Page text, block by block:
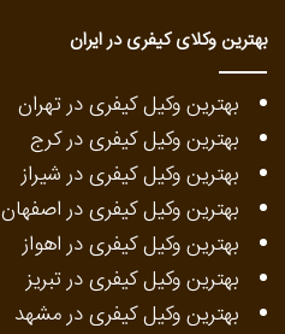
بهترین وکلای کیفری در ایران
بهترین وکیل کیفری در تهران
بهترین وکیل کیفری در کرج
بهترین وکیل کیفری در شیراز
بهترین وکیل کیفری در اصفهان
بهترین وکیل کیفری در اهواز
بهترین وکیل کیفری در تبریز
بهترین وکیل کیفری در مشهد